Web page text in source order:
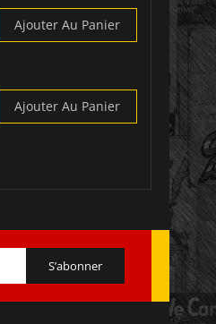
Ajouter Au Panier
Ajouter Au Panier